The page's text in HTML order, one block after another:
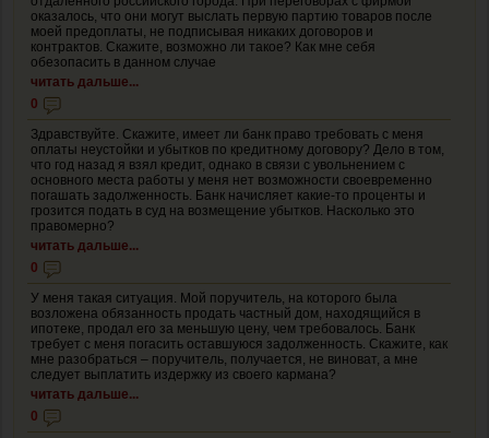
оказалось, что они могут выслать первую партию товаров после
моей предоплаты, не подписывая никаких договоров и
контрактов. Скажите, возможно ли такое? Как мне себя
обезопасить в данном случае
читать дальше...
0
Здравствуйте. Скажите, имеет ли банк право требовать с меня
оплаты неустойки и убытков по кредитному договору? Дело в том,
что год назад я взял кредит, однако в связи с увольнением с
основного места работы у меня нет возможности своевременно
погашать задолженность. Банк начисляет какие-то проценты и
грозится подать в суд на возмещение убытков. Насколько это
правомерно?
читать дальше...
0
У меня такая ситуация. Мой поручитель, на которого была
возложена обязанность продать частный дом, находящийся в
ипотеке, продал его за меньшую цену, чем требовалось. Банк
требует с меня погасить оставшуюся задолженность. Скажите, как
мне разобраться – поручитель, получается, не виноват, а мне
следует выплатить издержку из своего кармана?
читать дальше...
0